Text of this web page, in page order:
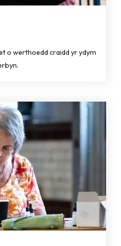
o werthoedd craidd yr ydym